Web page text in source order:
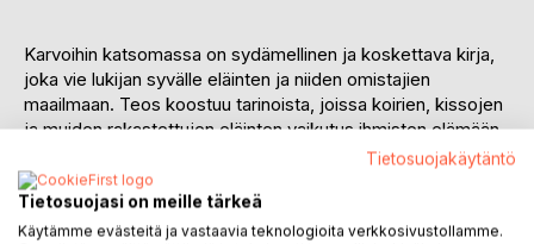
Karvoihin katsomassa on sydämellinen ja koskettava kirja,
joka vie lukijan syvälle eläinten ja niiden omistajien
maailmaan. Teos koostuu tarinoista, joissa koirien, kissojen
ja muiden rakastettujen eläinten vaikutus ihmisten elämään
tulee ilmi, ei vain arjen hetkissä, vaan myös niissä vaikeissa
ja sydäntä särkevissä tilanteissa, jotka muokkaavat
elämämme suuntaa. Kirjan sivuilla eläimet eivät ole vain
lemmikkejä, vaan tärkeitä perheenjäseniä, jotka tukevat,
Tietosuojakäytäntö
Tietosuojasi on meille tärkeä
Käytämme evästeitä ja vastaavia teknologioita verkkosivustollamme.